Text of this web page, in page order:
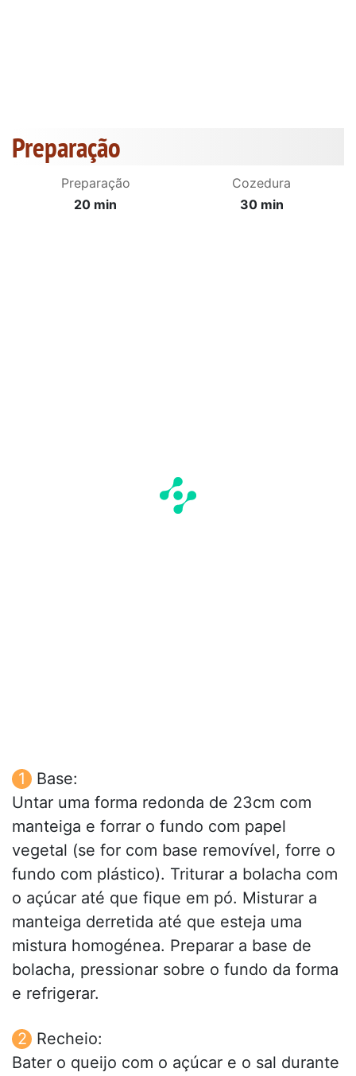
Preparação
Preparação
20 min
Cozedura
30 min
Base:
Untar uma forma redonda de 23cm com
manteiga e forrar o fundo com papel
vegetal (se for com base removível, forre o
fundo com plástico). Triturar a bolacha com
o açúcar até que fique em pó. Misturar a
manteiga derretida até que esteja uma
mistura homogénea. Preparar a base de
bolacha, pressionar sobre o fundo da forma
e refrigerar.
Recheio:
Bater o queijo com o açúcar e o sal durante